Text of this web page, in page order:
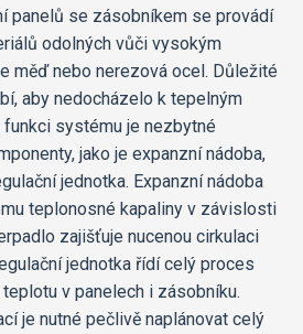
panelů se zásobníkem se provádí
odolných vůči vysokým
měď nebo nerezová ocel. Důležité
aby nedocházelo k tepelným
systému je nezbytné
jako je expanzní nádoba,
jednotka. Expanzní nádoba
teplonosné kapaliny v závislosti
zajišťuje nucenou cirkulaci
jednotka řídí celý proces
v panelech i zásobníku.
je nutné pečlivě naplánovat celý